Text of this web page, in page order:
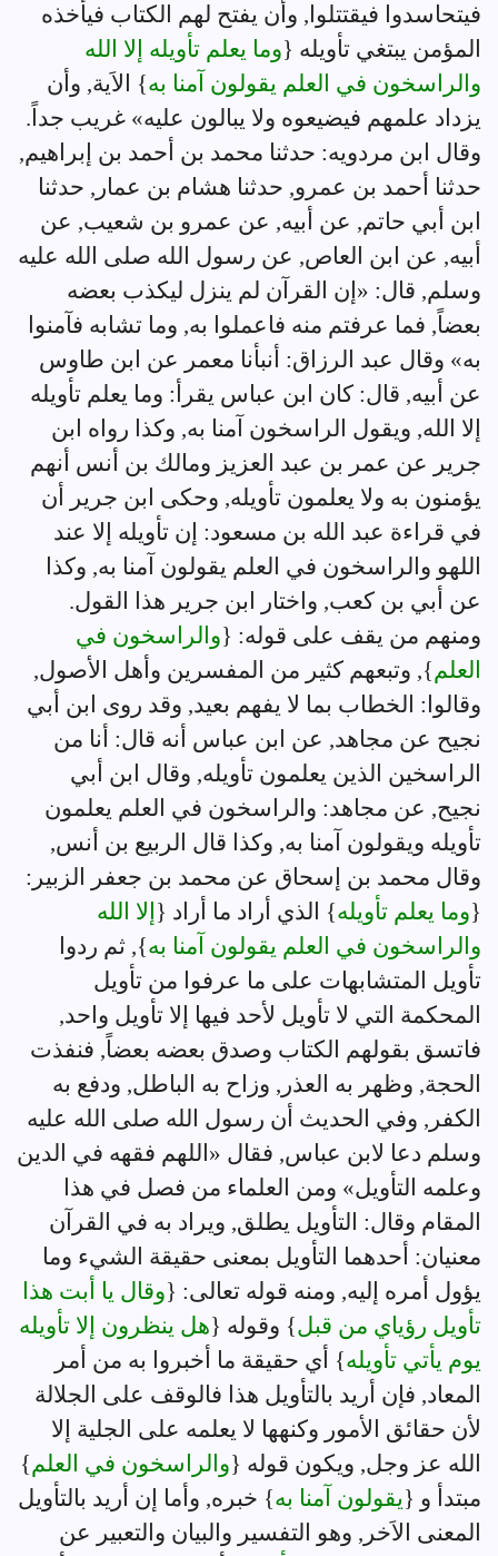
فيتحاسدوا فيقتتلوا, وأن يفتح لهم الكتاب فيأخذه
المؤمن يبتغي تأويله {وما يعلم تأويله إلا الله
والراسخون في العلم يقولون آمنا به} الاَية, وأن
يزداد علمهم فيضيعوه ولا يبالون عليه» غريب جداً.
وقال ابن مردويه: حدثنا محمد بن أحمد بن إبراهيم,
حدثنا أحمد بن عمرو, حدثنا هشام بن عمار, حدثنا
ابن أبي حاتم, عن أبيه, عن عمرو بن شعيب, عن
أبيه, عن ابن العاص, عن رسول الله صلى الله عليه
وسلم, قال: «إن القرآن لم ينزل ليكذب بعضه
بعضاً, فما عرفتم منه فاعملوا به, وما تشابه فآمنوا
به» وقال عبد الرزاق: أنبأنا معمر عن ابن طاوس
عن أبيه, قال: كان ابن عباس يقرأ: وما يعلم تأويله
إلا الله, ويقول الراسخون آمنا به, وكذا رواه ابن
جرير عن عمر بن عبد العزيز ومالك بن أنس أنهم
يؤمنون به ولا يعلمون تأويله, وحكى ابن جرير أن
في قراءة عبد الله بن مسعود: إن تأويله إلا عند
اللهو والراسخون في العلم يقولون آمنا به, وكذا
عن أبي بن كعب, واختار ابن جرير هذا القول.
ومنهم من يقف على قوله: {والراسخون في
العلم}, وتبعهم كثير من المفسرين وأهل الأصول,
وقالوا: الخطاب بما لا يفهم بعيد, وقد روى ابن أبي
نجيح عن مجاهد, عن ابن عباس أنه قال: أنا من
الراسخين الذين يعلمون تأويله, وقال ابن أبي
نجيح, عن مجاهد: والراسخون في العلم يعلمون
تأويله ويقولون آمنا به, وكذا قال الربيع بن أنس,
وقال محمد بن إسحاق عن محمد بن جعفر الزبير:
{وما يعلم تأويله} الذي أراد ما أراد { إلا الله
والراسخون في العلم يقولون آمنا به}, ثم ردوا
تأويل المتشابهات على ما عرفوا من تأويل
المحكمة التي لا تأويل لأحد فيها إلا تأويل واحد,
فاتسق بقولهم الكتاب وصدق بعضه بعضاً, فنفذت
الحجة, وظهر به العذر, وزاح به الباطل, ودفع به
الكفر, وفي الحديث أن رسول الله صلى الله عليه
وسلم دعا لابن عباس, فقال «اللهم فقهه في الدين
وعلمه التأويل» ومن العلماء من فصل في هذا
المقام وقال: التأويل يطلق, ويراد به في القرآن
معنيان: أحدهما التأويل بمعنى حقيقة الشيء وما
يؤول أمره إليه, ومنه قوله تعالى: {وقال يا أبت هذا
تأويل رؤياي من قبل} وقوله {هل ينظرون إلا تأويله
يوم يأتي تأويله} أي حقيقة ما أخبروا به من أمر
المعاد, فإن أريد بالتأويل هذا فالوقف على الجلالة
لأن حقائق الأمور وكنهها لا يعلمه على الجلية إلا
الله عز وجل, ويكون قوله {والراسخون في العلم}
مبتدأ و {يقولون آمنا به} خبره, وأما إن أريد بالتأويل
المعنى الاَخر, وهو التفسير والبيان والتعبير عن